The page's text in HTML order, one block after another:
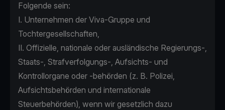
Folgende sein:
Ι. Unternehmen der Viva-Gruppe und
Tochtergesellschaften,
II. Offizielle, nationale oder ausländische Regierungs-,
Staats-, Strafverfolgungs-, Aufsichts- und
Kontrollorgane oder -behörden (z. B. Polizei,
Aufsichtsbehörden und internationale
Steuerbehörden), wenn wir gesetzlich dazu